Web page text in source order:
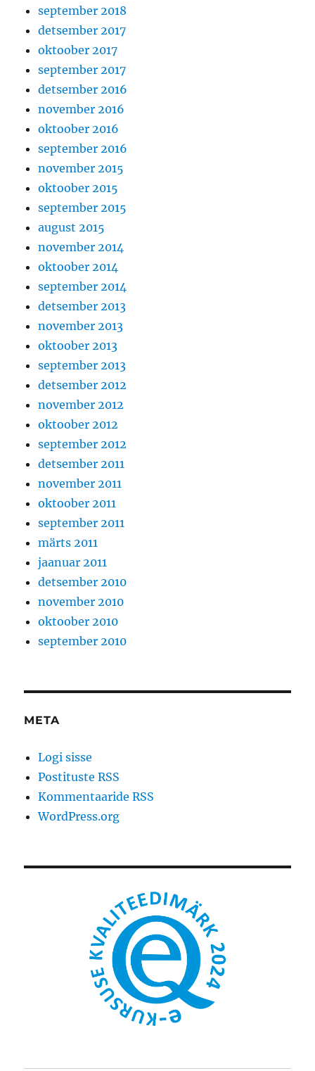
september 2018
detsember 2017
oktoober 2017
september 2017
detsember 2016
november 2016
oktoober 2016
september 2016
november 2015
oktoober 2015
september 2015
august 2015
november 2014
oktoober 2014
september 2014
detsember 2013
november 2013
oktoober 2013
september 2013
detsember 2012
november 2012
oktoober 2012
september 2012
detsember 2011
november 2011
oktoober 2011
september 2011
märts 2011
jaanuar 2011
detsember 2010
november 2010
oktoober 2010
september 2010
META
Logi sisse
Postituste RSS
Kommentaaride RSS
WordPress.org